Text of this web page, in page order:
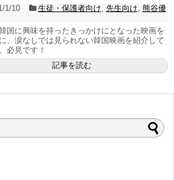
1/10 生徒・保護者向け 先生向け 熊谷優
国に興味を持ったきっかけにとなった映画を
、涙なしでは見られない韓国映画を紹介して
必見です！
記事を読む